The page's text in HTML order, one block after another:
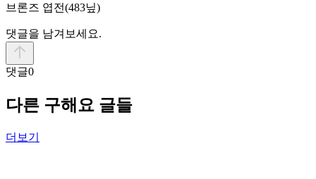
브론즈 엽전(483닢)
댓글을 남겨보세요.
댓글0
다른 구해요 글들
더보기